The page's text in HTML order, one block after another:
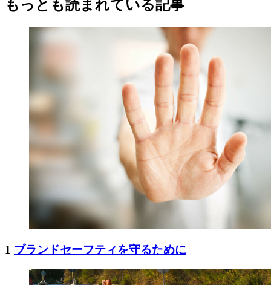
もっとも読まれている記事
1 ブランドセーフティを守るために